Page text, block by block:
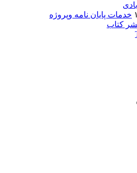
خدمات پایان نامه وپروژه
کتاب